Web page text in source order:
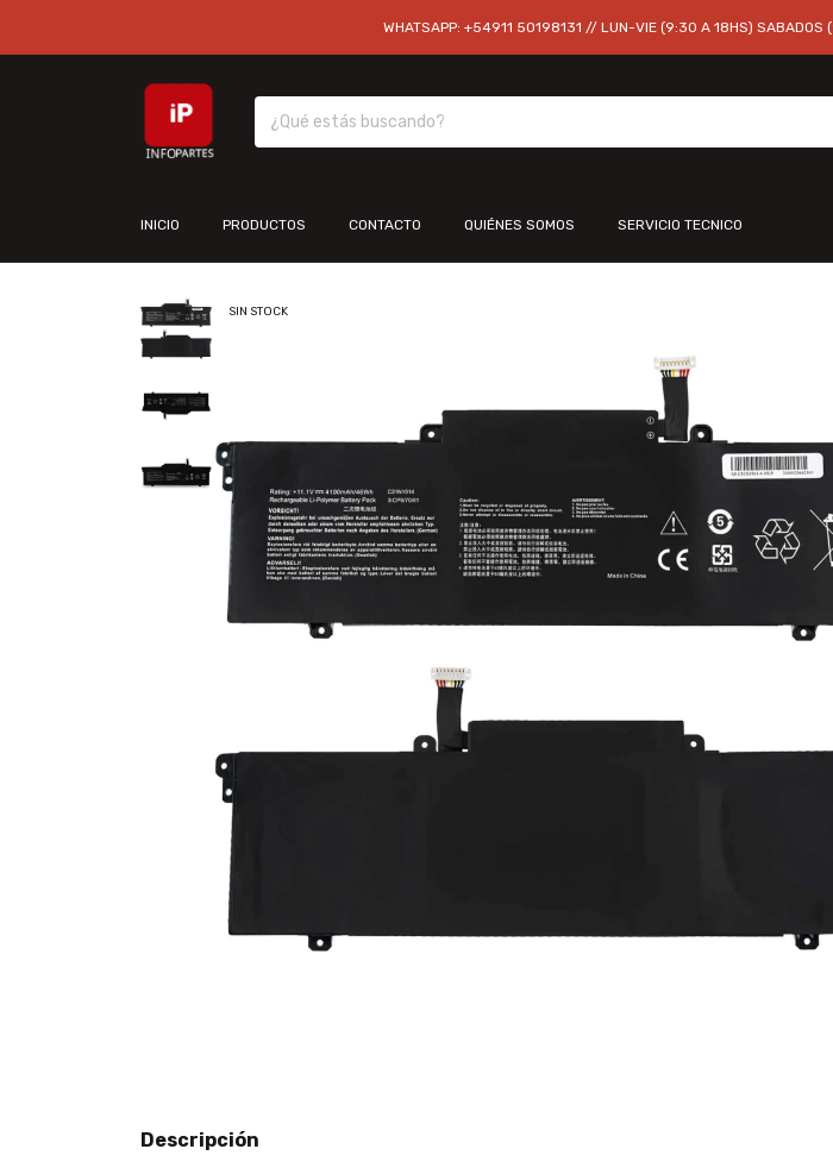
WHATSAPP: +54911 50198131 // LUN-VIE (9:30 A 18HS)
INICIO PRODUCTOS CONTACTO QUIÉNES SOMOS SERVICIO TECNICO
SIN STOCK
Descripción